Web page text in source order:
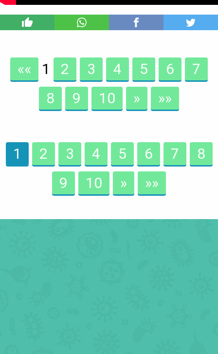
«« 1 2 3 4 5 6
7
8
9 10 » »»
1 2 3 4 5 6 7
8
9
10 » »»